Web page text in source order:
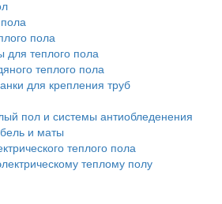
пола
для теплого пола
теплого пола
для крепления труб
пол и системы антиобледенения
и маты
теплого пола
теплому полу